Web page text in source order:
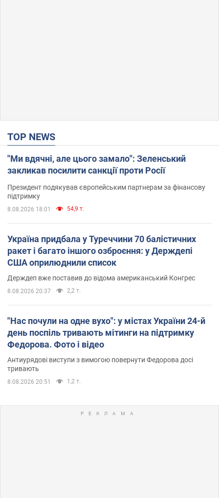
TOP NEWS
"Ми вдячні, але цього замало": Зеленський
закликав посилити санкції проти Росії
Президент подякував європейським партнерам за фінансову
підтримку
8.08.2026 18:01 54,9 т.
Україна придбала у Туреччини 70 балістичних
ракет і багато іншого озброєння: у Держдепі
США оприлюднили список
Держдеп вже поставив до відома американський Конгрес
8.08.2026 20:37 2,2 т.
"Нас почули на одне вухо": у містах України 24-й
день поспіль тривають мітинги на підтримку
Федорова. Фото і відео
Антиурядові виступи з вимогою повернути Федорова досі
тривають
8.08.2026 20:51 1,2 т.